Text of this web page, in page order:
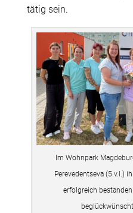
tätig sein.
Im Wohnpark
Perevedentseva (5.v.l.)
erfolgreich